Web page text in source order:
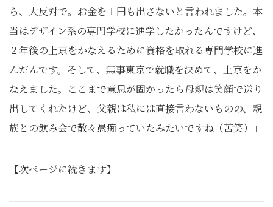
ら、大反対で。お金を１円も出さないと言われました。本
当はデザイン系の専門学校に進学したかったんですけど、
２年後の上京をかなえるために資格を取れる専門学校に進
んだんです。そして、無事東京で就職を決めて、上京をか
なえました。ここまで意思が固かったら母親は笑顔で送り
出してくれたけど、父親は私には直接言わないものの、親
族との飲み会で散々愚痴っていたみたいですね（苦笑）」
【次ページに続きます】